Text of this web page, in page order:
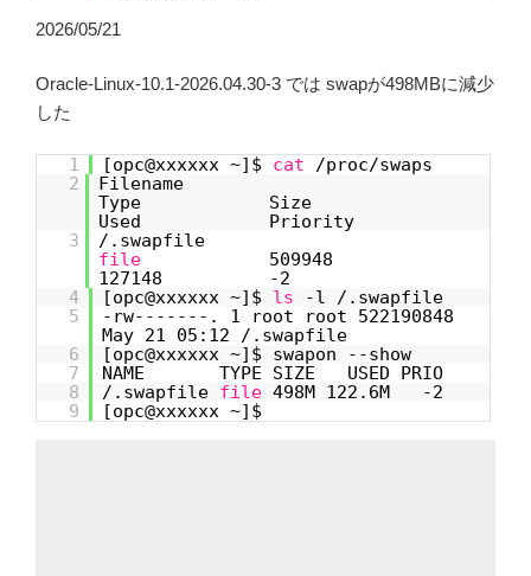
2026/05/21
Oracle-Linux-10.1-2026.04.30-3 では swapが498MBに減少
した
1 [opc@xxxxxx ~]$ cat
/proc/swaps
2
Filename
Type Size
Used Priority
3
/.swapfile
file
509948
127148 -2
4
[opc@xxxxxx ~]$ ls
-l /.swapfile
5
-rw-------. 1 root root 522190848
May 21 05:12 /.swapfile
6
[opc@xxxxxx ~]$ swapon --show
7
NAME TYPE SIZE USED PRIO
8
/.swapfile file 498M 122.6M -2
9
[opc@xxxxxx ~]$